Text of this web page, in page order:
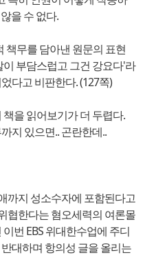
을 수 없다.
책무를 담아낸 원문의 표현
부담스럽고 그건 강요다'라
다고 비판한다. (127쪽)
을 읽어보기가 더 두렵다.
지 있으면.. 곤란한데..
까지 성소수자에 포함된다고
협한다는 혐오세력의 여론몰
번 EBS 위대한수업에 주디
대하며 항의성 글을 올리는